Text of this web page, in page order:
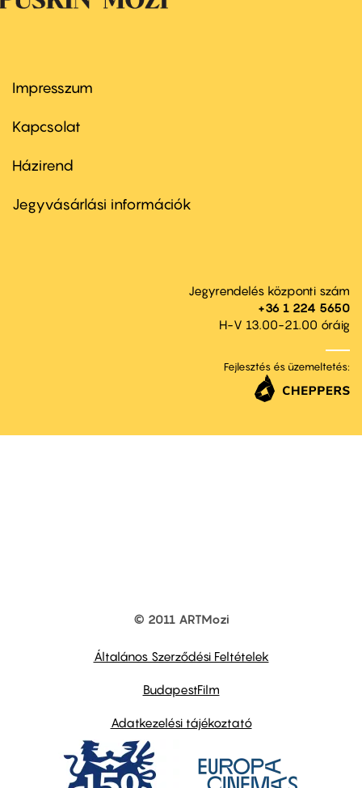
Footer
first
Impresszum
Kapcsolat
Footer
second
Házirend
Jegyvásárlási információk
Jegyrendelés központi szám
+36 1 224 5650
H-V 13.00-21.00 óráig
Fejlesztés és üzemeltetés:
© 2011 ARTMozi
Általános Szerződési Feltételek
BudapestFilm
Adatkezelési tájékoztató